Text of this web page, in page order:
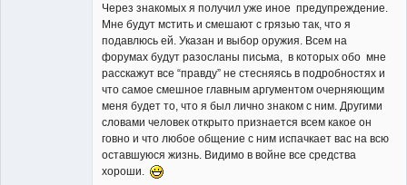
Через знакомых я получил уже иное предупреждение.
Мне будут мстить и смешают с грязью так, что я
подавлюсь ей. Указан и выбор оружия. Всем на
форумах будут разосланы письма, в которых обо мне
расскажут все “правду” не стесняясь в подробностях и
что самое смешное главным аргументом очерняющим
меня будет то, что я был лично знаком с ним. Другими
словами человек открыто признается всем какое он
говно и что любое общение с ним испачкает вас на всю
оставшуюся жизнь. Видимо в войне все средства
хороши.